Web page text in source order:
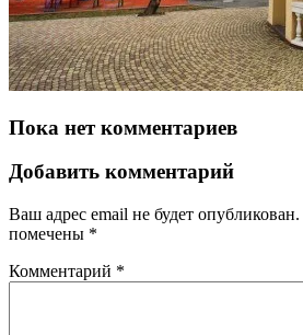
Пока нет комментариев
Добавить комментарий
Ваш адрес email не будет опубликован.
помечены *
Комментарий *